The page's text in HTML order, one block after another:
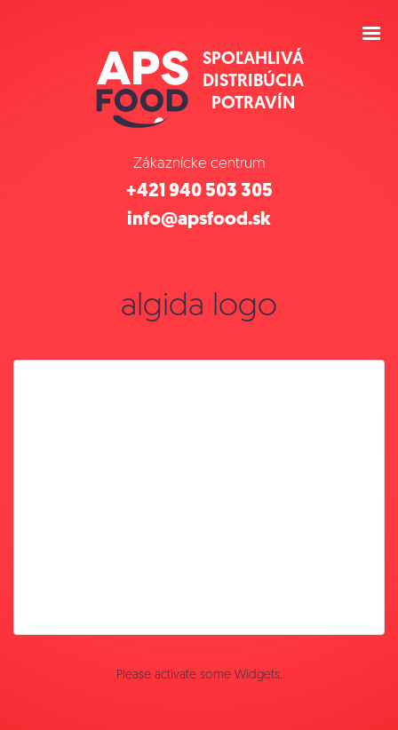
SPOĽAHLIVÁ
DISTRIBÚCIA
POTRAVÍN
Zákaznícke centrum
+421 940 503 305
info@apsfood.sk
algida logo
Please activate some Widgets.